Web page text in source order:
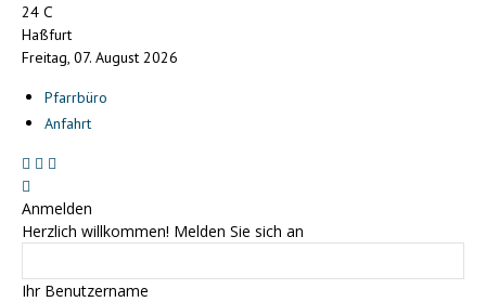
24 C
Haßfurt
Freitag, 07. August 2026
Pfarrbüro
Anfahrt
Anmelden
Herzlich willkommen! Melden Sie sich an
Ihr Benutzername